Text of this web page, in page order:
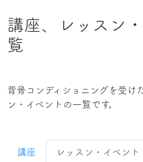
講座、レッスン
覧
背骨コンディショニングを受け
ン・イベントの一覧です。
講座 レッスン・イベント